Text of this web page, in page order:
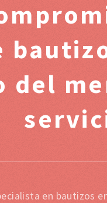
del
en bautizos